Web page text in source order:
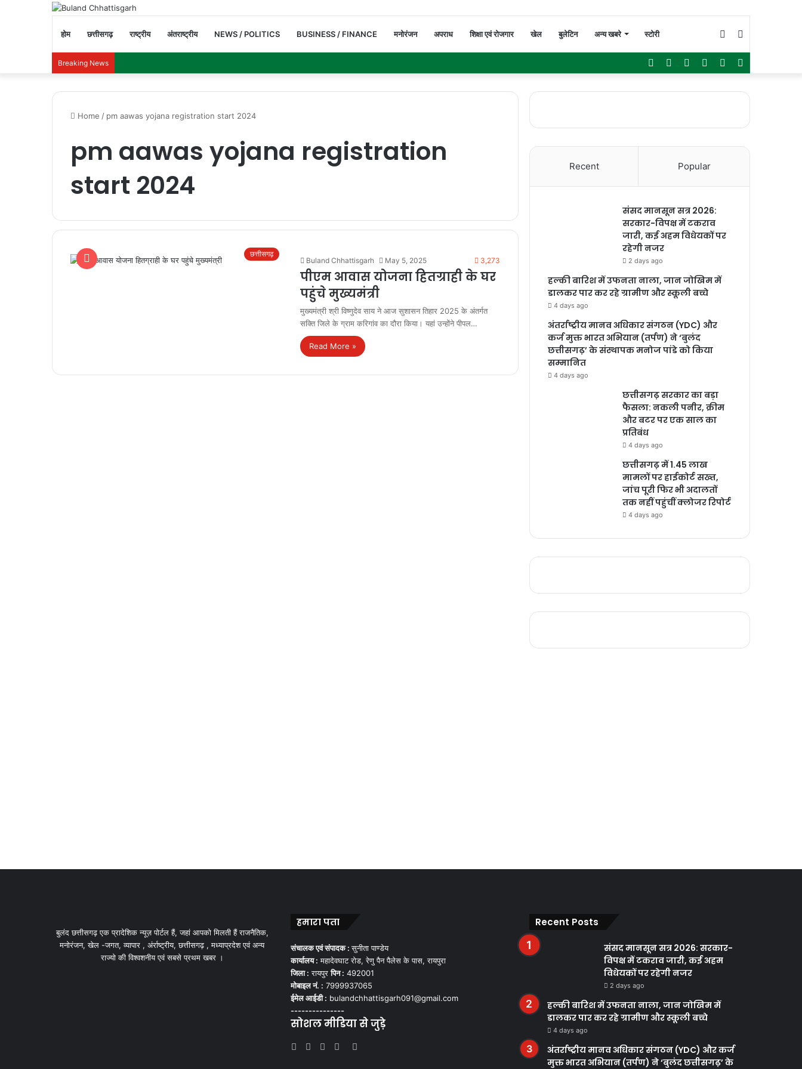
होम छत्तीसगढ़ राष्ट्रीय अंतराष्ट्रीय NEWS / POLITICS BUSINESS / FINANCE मनोरंजन अपराध शिक्षा एवं रोजगार खेल बुलेटिन अन्य खबरे स्टोरी Switch
skin
Breaking News WhatsApp
Instagram
YouTube
Twitter
Facebook
Home / pm aawas yojana registration start 2024
pm aawas yojana registration
start 2024
छत्तीसगढ़
Buland Chhattisgarh May 5, 2025 3,273
पीएम आवास योजना हितग्राही के घर
पहुंचे मुख्यमंत्री
मुख्यमंत्री श्री विष्णुदेव साय ने आज सुशासन तिहार 2025 के अंतर्गत
सक्ति जिले के ग्राम करिगांव का दौरा किया। यहां उन्होंने पीपल…
Read More »
Recent Popular
संसद मानसून सत्र 2026:
सरकार-विपक्ष में टकराव
जारी, कई अहम विधेयकों पर
रहेगी नजर
2 days ago
हल्की बारिश में उफनता नाला, जान जोखिम में
डालकर पार कर रहे ग्रामीण और स्कूली बच्चे
4 days ago
अंतर्राष्ट्रीय मानव अधिकार संगठन (YDC) और
कर्ज मुक्त भारत अभियान (तर्पण) ने ‘बुलंद
छत्तीसगढ़’ के संस्थापक मनोज पांडे को किया
सम्मानित
4 days ago
छत्तीसगढ़ सरकार का बड़ा
फैसला: नकली पनीर, क्रीम
और बटर पर एक साल का
प्रतिबंध
4 days ago
छत्तीसगढ़ में 1.45 लाख
मामलों पर हाईकोर्ट सख्त,
जांच पूरी फिर भी अदालतों
तक नहीं पहुंचीं क्लोजर रिपोर्ट
4 days ago
बुलंद छत्तीसगढ़ एक प्रादेशिक न्यूज़ पोर्टल हैं, जहां आपको मिलती हैं राजनैतिक,
मनोरंजन, खेल -जगत, व्यापार , अंर्राष्ट्रीय, छत्तीसगढ़ , मध्याप्रदेश एवं अन्य
राज्यो की विश्वशनीय एवं सबसे प्रथम खबर ।
हमारा पता
संचालक एवं संपादक :सुनीता पाण्डेय
कार्यालय : महादेवघाट रोड, रेणु पैन पैलेस के पास, रायपुरा
जिला : रायपुरपिन : 492001
मोबाइल नं. : 7999937065
ईमेल आईडी : bulandchhattisgarh091@gmail.com
---------------
सोशल मीडिया से जुड़े
Facebook
TwitterYouTubeInstagram
Recent Posts
संसद मानसून सत्र 2026: सरकार-
विपक्ष में टकराव जारी, कई अहम
विधेयकों पर रहेगी नजर
2 days ago
हल्की बारिश में उफनता नाला, जान जोखिम में
डालकर पार कर रहे ग्रामीण और स्कूली बच्चे
4 days ago
अंतर्राष्ट्रीय मानव अधिकार संगठन (YDC) और कर्ज
मुक्त भारत अभियान (तर्पण) ने ‘बुलंद छत्तीसगढ़’ के